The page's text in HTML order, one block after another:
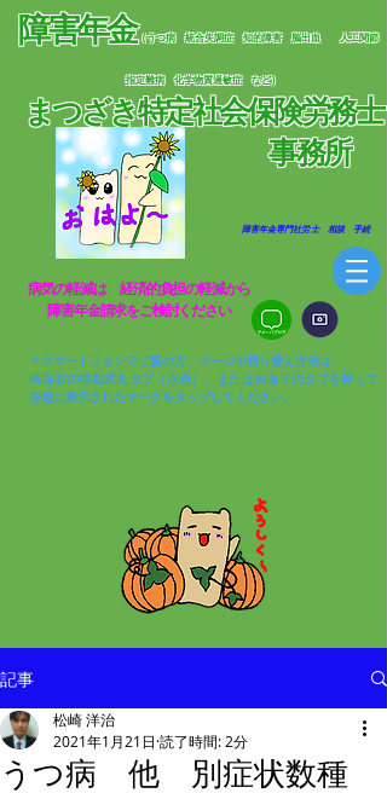
障害年金（うつ病 統合失調症 知的障害 脳出血人工関節
指定難病 化学物質過敏症 など）
まつざき特定社会保険労務士
​事務所
​ 障害年金専門社労士 相談 手続
​病気の軽減は 経済的負担の軽減から​
​障害年金請求をご検討ください
＊スマートフォンでご覧の方、ページの切り替え方法は
画面右の移動式丸タブ（水色）、または画面下のタブを押して
左端に表示されたマークをタップしてください。​
記事
うつ病 他 別症状数種
松崎 洋治
2021年1月21日 読了時間: 2分